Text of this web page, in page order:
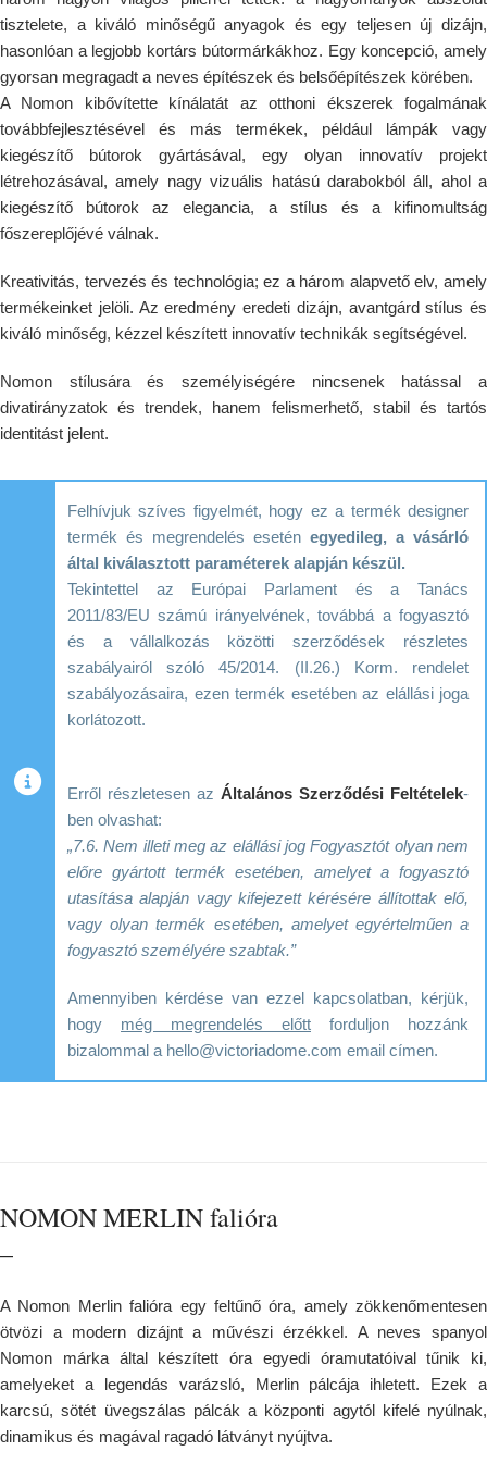
tisztelete, a kiváló minőségű anyagok és egy teljesen új dizájn,
hasonlóan a legjobb kortárs bútormárkákhoz. Egy koncepció, amely
gyorsan megragadt a neves építészek és belsőépítészek körében.
A Nomon kibővítette kínálatát az otthoni ékszerek fogalmának
továbbfejlesztésével és más termékek, például lámpák vagy
kiegészítő bútorok gyártásával, egy olyan innovatív projekt
létrehozásával, amely nagy vizuális hatású darabokból áll, ahol a
kiegészítő bútorok az elegancia, a stílus és a kifinomultság
főszereplőjévé válnak.
Kreativitás, tervezés és technológia; ez a három alapvető elv, amely
termékeinket jelöli. Az eredmény eredeti dizájn, avantgárd stílus és
kiváló minőség, kézzel készített innovatív technikák segítségével.
Nomon stílusára és személyiségére nincsenek hatással a
divatirányzatok és trendek, hanem felismerhető, stabil és tartós
identitást jelent.
Felhívjuk szíves figyelmét, hogy ez a termék designer
termék és megrendelés esetén egyedileg, a vásárló
által kiválasztott paraméterek alapján készül.
Tekintettel az Európai Parlament és a Tanács
2011/83/EU számú irányelvének, továbbá a fogyasztó
és a vállalkozás közötti szerződések részletes
szabályairól szóló 45/2014. (II.26.) Korm. rendelet
szabályozásaira, ezen termék esetében az elállási joga
korlátozott.
Erről részletesen az Általános Szerződési Feltételek-
ben olvashat:
„7.6. Nem illeti meg az elállási jog Fogyasztót olyan nem
előre gyártott termék esetében, amelyet a fogyasztó
utasítása alapján vagy kifejezett kérésére állítottak elő,
vagy olyan termék esetében, amelyet egyértelműen a
fogyasztó személyére szabtak.”
Amennyiben kérdése van ezzel kapcsolatban, kérjük,
hogy még megrendelés előtt forduljon hozzánk
bizalommal a hello@victoriadome.com email címen.
NOMON MERLIN falióra
–
A Nomon Merlin falióra egy feltűnő óra, amely zökkenőmentesen
ötvözi a modern dizájnt a művészi érzékkel. A neves spanyol
Nomon márka által készített óra egyedi óramutatóival tűnik ki,
amelyeket a legendás varázsló, Merlin pálcája ihletett. Ezek a
karcsú, sötét üvegszálas pálcák a központi agytól kifelé nyúlnak,
dinamikus és magával ragadó látványt nyújtva.